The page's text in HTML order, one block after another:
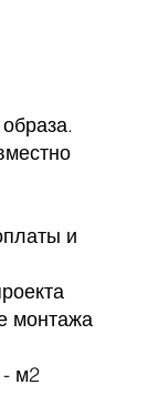
и
монтажа
- м2